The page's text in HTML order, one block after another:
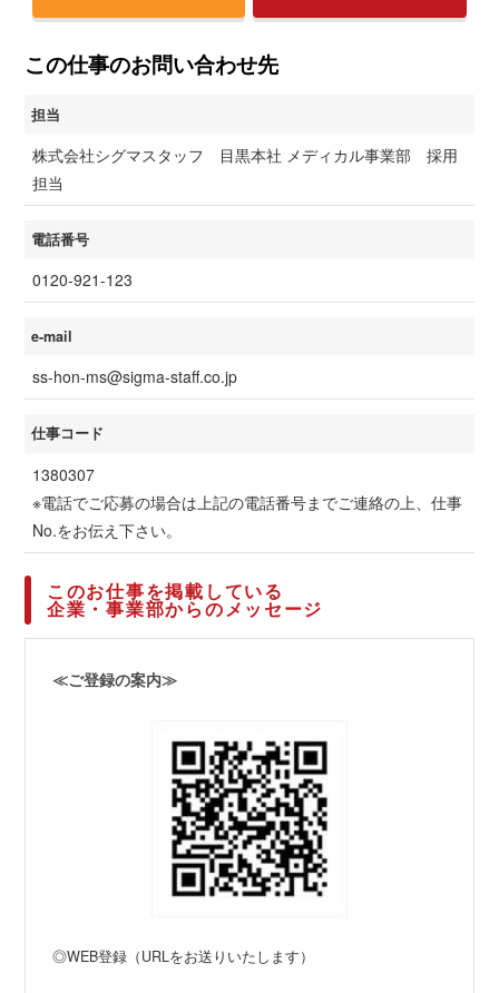
この仕事のお問い合わせ先
担当
株式会社シグマスタッフ 目黒本社 メディカル事業部 採用
担当
電話番号
0120-921-123
e-mail
ss-hon-ms@sigma-staff.co.jp
仕事コード
1380307
※電話でご応募の場合は上記の電話番号までご連絡の上、仕事
No.をお伝え下さい。
このお仕事を掲載している
企業・事業部からのメッセージ
≪ご登録の案内≫
◎WEB登録（URLをお送りいたします）